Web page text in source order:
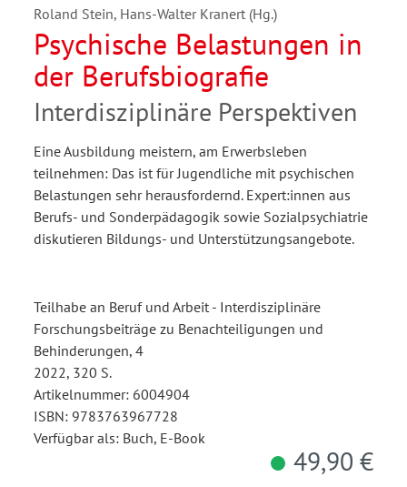
Roland Stein, Hans-Walter Kranert (Hg.)
Psychische Belastungen in
der Berufsbiografie
Interdisziplinäre Perspektiven
Eine Ausbildung meistern, am Erwerbsleben
teilnehmen: Das ist für Jugendliche mit psychischen
Belastungen sehr herausfordernd. Expert:innen aus
Berufs- und Sonderpädagogik sowie Sozialpsychiatrie
diskutieren Bildungs- und Unterstützungsangebote.
Teilhabe an Beruf und Arbeit - Interdisziplinäre
Forschungsbeiträge zu Benachteiligungen und
Behinderungen, 4
2022, 320 S.
Artikelnummer: 6004904
ISBN: 9783763967728
Verfügbar als: Buch, E-Book
49,90 €